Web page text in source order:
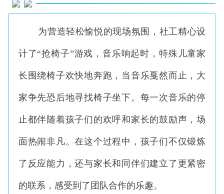
为营造轻松愉悦的现场氛围，社工精心设
计了“抢椅子”游戏，音乐响起时，特殊儿童家
长围绕椅子欢快地奔跑，当音乐戛然而止，大
家争先恐后地寻找椅子坐下。每一次音乐的停
止都伴随着孩子们的欢呼和家长的鼓励声，场
面热闹非凡。在这个过程中，孩子们不仅锻炼
了反应能力，还与家长和同伴们建立了更紧密
的联系，感受到了团队合作的乐趣。